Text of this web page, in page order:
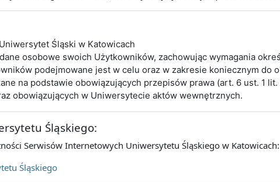
Śląski w Katowicach
osobowe swoich Użytkowników, zachowując wymagania
podejmowane jest w celu oraz w zakresie koniecznym do
na podstawie obowiązujących przepisów prawa (art. 6 ust. 1
obowiązujących w Uniwersytecie aktów wewnętrznych.
Śląskiego:
Serwisów Internetowych Uniwersytetu Śląskiego w Katowicach:
Śląskiego